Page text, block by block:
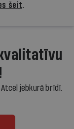
šeit.
jebkurā brīdī.